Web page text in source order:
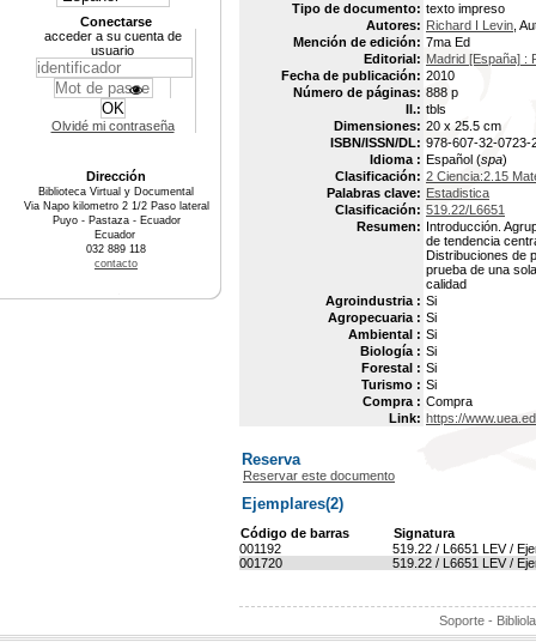
Tipo de documento: texto impreso
Autores: Richard I Levin ,
Mención de edición: 7ma Ed
Editorial: Madrid [España] :
Fecha de publicación: 2010
Número de páginas: 888 p
Il.: tbls
Dimensiones: 20 x 25.5 cm
ISBN/ISSN/DL: 978-607-32-0723-
Idioma : Español (spa)
Clasificación: 2 Ciencia:2.15
Palabras clave: Estadistica
Clasificación: 519.22/L6651
Resumen: Introducción.
de tendencia
Distribuciones de
prueba de una
calidad
Agroindustria : Si
Agropecuaria : Si
Ambiental : Si
Biología : Si
Forestal : Si
Turismo : Si
Compra : Compra
Link: https://
Reserva
Reservar este documento
Ejemplares(2)
Código de barras
Signatura
001192
519.22 / L6651 LEV /
001720
519.22 / L6651 LEV /
Soporte -
Conectarse
acceder a su cuenta de
usuario
Olvidé mi contraseña
Dirección
Biblioteca Virtual y Documental
Via Napo kilometro 2 1/2 Paso lateral
Puyo - Pastaza - Ecuador
Ecuador
032 889 118
contacto